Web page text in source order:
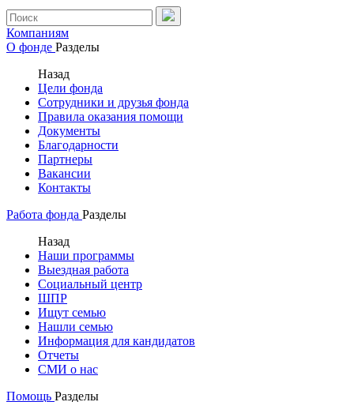
Компаниям
О фонде Разделы
Назад
Цели фонда
Сотрудники и друзья фонда
Правила оказания помощи
Документы
Благодарности
Партнеры
Вакансии
Контакты
Работа фонда Разделы
Назад
Наши программы
Выездная работа
Социальный центр
ШПР
Ищут семью
Нашли семью
Информация для кандидатов
Отчеты
СМИ о нас
Помощь Разделы